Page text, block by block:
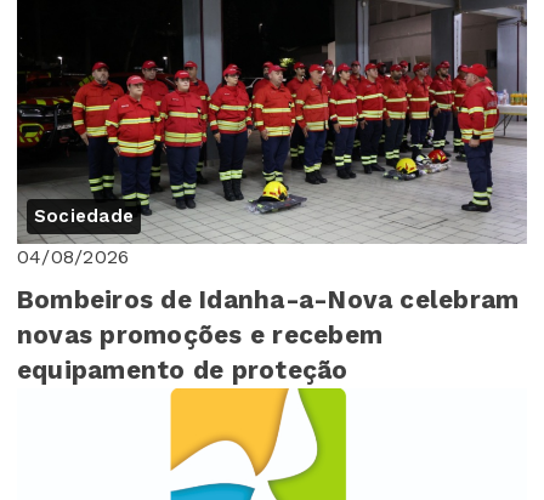
Sociedade
04/08/2026
Bombeiros de Idanha-a-Nova celebram
novas promoções e recebem
equipamento de proteção